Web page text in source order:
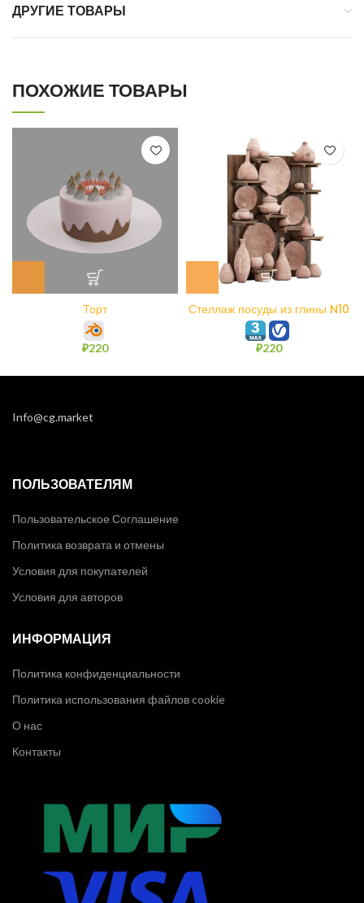
ДРУГИЕ ТОВАРЫ
ПОХОЖИЕ ТОВАРЫ
Торт
₽220
Стеллаж посуды из глины N10
₽220
Info@cg.market
ПОЛЬЗОВАТЕЛЯМ
Пользовательское Соглашение
Политика возврата и отмены
Условия для покупателей
Условия для авторов
ИНФОРМАЦИЯ
Политика конфиденциальности
Политика использования файлов cookie
О нас
Контакты